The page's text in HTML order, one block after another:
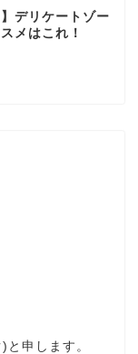
デリケートゾー
メはこれ！
申します。